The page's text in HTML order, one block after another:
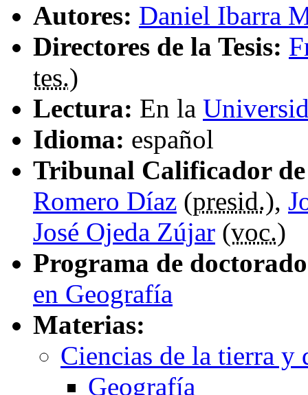
Autores: Daniel Ibarra
Directores de la Tesis:
tes.)
Lectura: En la
Idioma: español
Tribunal Calificador de
Romero Díaz (presid.),
José Ojeda Zújar (voc.)
Programa de
en Geografía
Materias:
Ciencias de la tierra y
Geografía